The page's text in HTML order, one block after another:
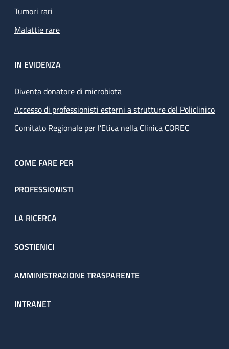
Tumori rari
Malattie rare
IN EVIDENZA
Diventa donatore di microbiota
Accesso di professionisti esterni a strutture del Policlinico
Comitato Regionale per l’Etica nella Clinica COREC
COME FARE PER
PROFESSIONISTI
LA RICERCA
SOSTIENICI
AMMINISTRAZIONE TRASPARENTE
INTRANET